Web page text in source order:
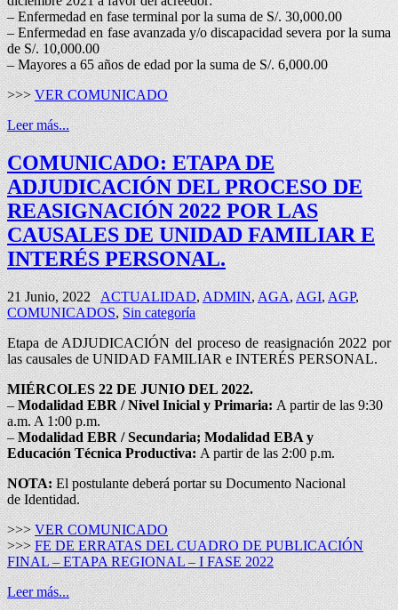
– Enfermedad en fase terminal por la suma de S/. 30,000.00
– Enfermedad en fase avanzada y/o discapacidad severa por la suma
de S/. 10,000.00
– Mayores a 65 años de edad por la suma de S/. 6,000.00
>>>VER COMUNICADO
Leer más...
COMUNICADO: ETAPA DE
ADJUDICACIÓN DEL PROCESO DE
REASIGNACIÓN 2022 POR LAS
CAUSALES DE UNIDAD FAMILIAR E
INTERÉS PERSONAL.
21 Junio, 2022 ACTUALIDAD, ADMIN, AGA,AGI, AGP,
COMUNICADOS,Sin categoría
Etapa de ADJUDICACIÓN del proceso de reasignación 2022 por
las causales de UNIDAD FAMILIAR e INTERÉS PERSONAL.
MIÉRCOLES 22 DE JUNIO DEL 2022.
–Modalidad EBR / Nivel Inicial y Primaria: A partir de las 9:30
a.m. A 1:00 p.m.
–Modalidad EBR / Secundaria; Modalidad EBA y
EducaciónTécnica Productiva: A partir de las 2:00 p.m.
NOTA:El postulante deberá portar su Documento Nacional
de Identidad.
>>> VER COMUNICADO
>>>FE DE ERRATAS DEL CUADRO DE PUBLICACIÓN
FINAL – ETAPA REGIONAL – I FASE 2022
Leer más...